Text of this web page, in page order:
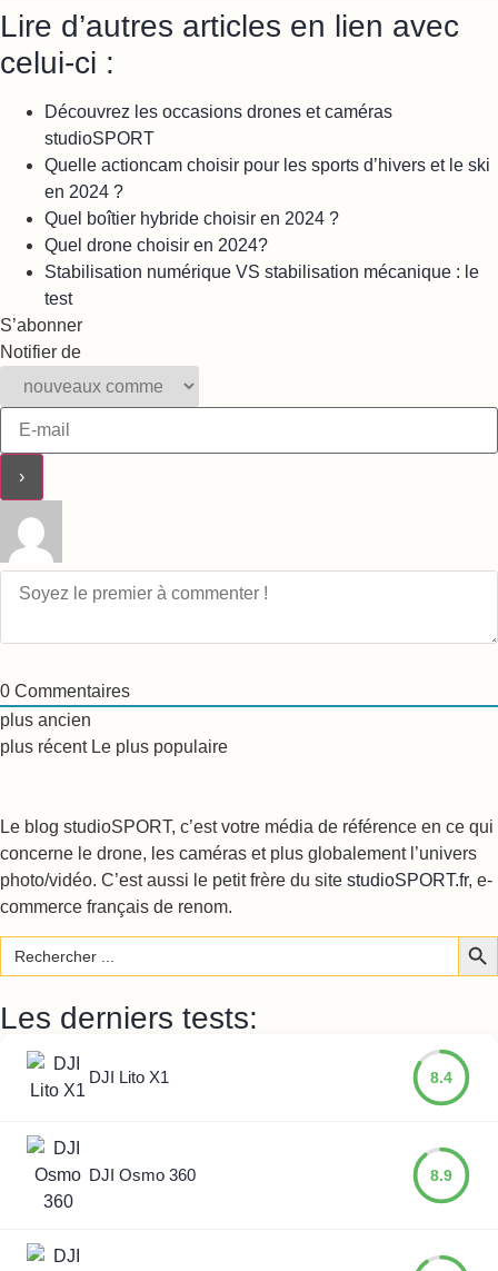
Lire d’autres articles en lien avec
celui-ci :
Découvrez les occasions drones et caméras
studioSPORT
Quelle actioncam choisir pour les sports d’hivers et le ski
en 2024 ?
Quel boîtier hybride choisir en 2024 ?
Quel drone choisir en 2024?
Stabilisation numérique VS stabilisation mécanique : le
test
S’abonner
Notifier de
0 Commentaires
plus ancien
plus récent Le plus populaire
Le blog studioSPORT, c’est votre média de référence en ce qui
concerne le drone, les caméras et plus globalement l’univers
photo/vidéo. C’est aussi le petit frère du site studioSPORT.fr, e-
commerce français de renom.
Search
for:
Les derniers tests:
DJI Lito X1 8.4
DJI Osmo 360 8.9